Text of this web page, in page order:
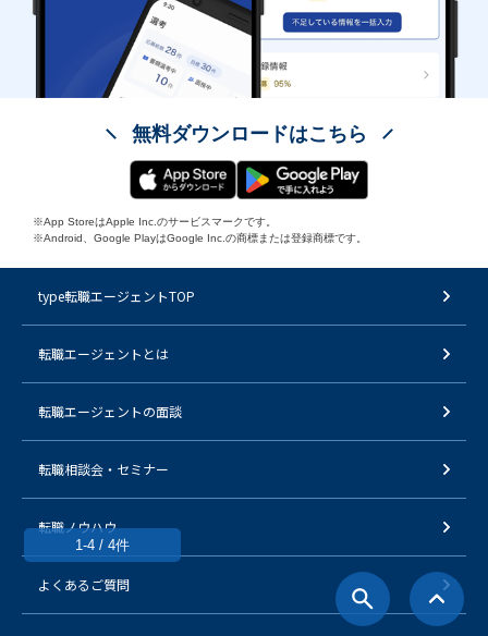
1-4 / 4件
無料ダウンロードはこちら
※App StoreはApple Inc.のサービスマークです。
※Android、Google PlayはGoogle Inc.の商標または登録商標です。
type転職エージェントTOP
転職エージェントとは
転職エージェントの面談
転職相談会・セミナー
転職ノウハウ
よくあるご質問